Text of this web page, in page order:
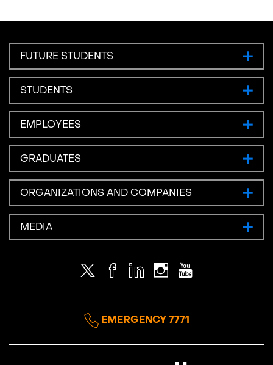
FUTURE STUDENTS
STUDENTS
EMPLOYEES
GRADUATES
ORGANIZATIONS AND COMPANIES
MEDIA
Twitter Facebook
LinkedInInstagramYoutube
EMERGENCY 7771